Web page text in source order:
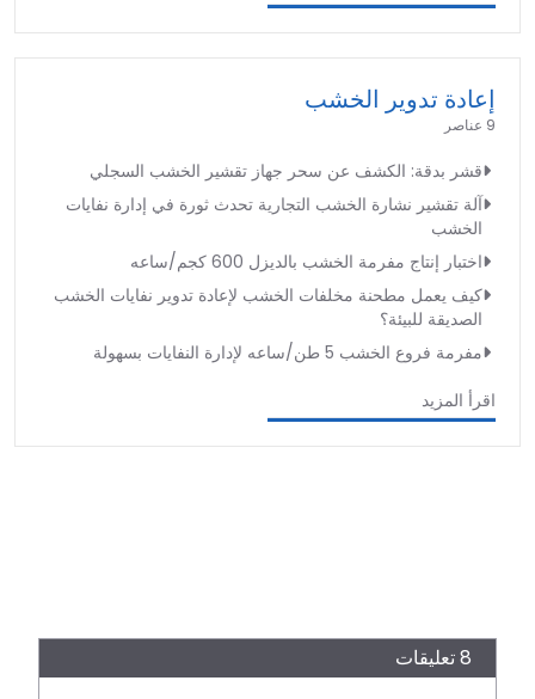
إعادة تدوير الخشب
9 عناصر
قشر بدقة: الكشف عن سحر جهاز تقشير الخشب السجلي
آلة تقشير نشارة الخشب التجارية تحدث ثورة في إدارة نفايات
الخشب
اختبار إنتاج مفرمة الخشب بالديزل 600 كجم/ساعه
كيف يعمل مطحنة مخلفات الخشب لإعادة تدوير نفايات الخشب
الصديقة للبيئة؟
مفرمة فروع الخشب 5 طن/ساعه لإدارة النفايات بسهولة
اقرأ المزيد
8 تعليقات